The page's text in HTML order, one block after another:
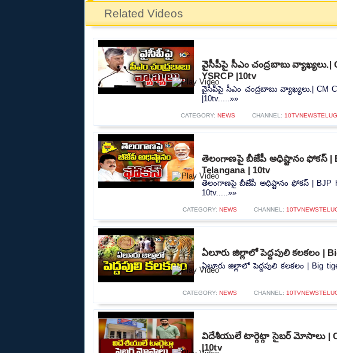
Related Videos
వైసీపీపై సీఎం చంద్రబాబు వ్యాఖ్యలు.|
YSRCP |10tv
వైసీపీపై సీఎం చంద్రబాబు వ్యాఖ్యలు.| CM
|10tv.....»»
CATEGORY: NEWS CHANNEL:
తెలంగాణపై బీజేపీ అధిష్టానం ఫోకస్ |
Telangana | 10tv
తెలంగాణపై బీజేపీ అధిష్టానం ఫోకస్ | BJP
10tv.....»»
CATEGORY: NEWS CHANNEL:
ఏలూరు జిల్లాలో పెద్దపులి కలకలం |
ఏలూరు జిల్లాలో పెద్దపులి కలకలం | Big
CATEGORY: NEWS CHANNEL:
విదేశీయులే టార్గెట్గా సైబర్ మోసాలు |
|10tv